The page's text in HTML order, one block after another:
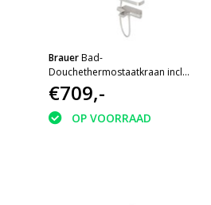
BrauerBad-
Douchethermostaatkraan incl
glijstangset + rek
€709,-
OP VOORRAAD